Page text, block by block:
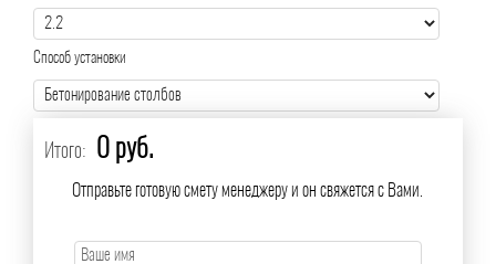
Способ установки
Итого: 0 руб.
Отправьте готовую смету менеджеру и он свяжется с Вами.